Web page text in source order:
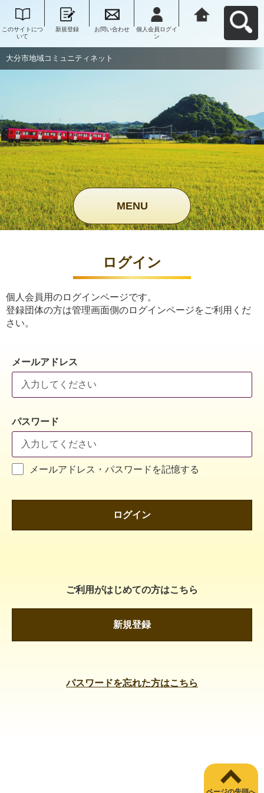
このサイトにつ
いて
新規登録 お問い合わせ
個人会員ログイ
ン
大分市地域コミュニティネット
MENU
ログイン
個人会員用のログインページです。
登録団体の方は管理画面側のログインページをご利用くだ
さい。
メールアドレス
パスワード
メールアドレス・パスワードを記憶する
ログイン
ご利用がはじめての方はこちら
新規登録
パスワードを忘れた方はこちら